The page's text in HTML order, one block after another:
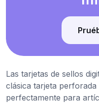
Las tarjetas de sellos
clásica tarjeta
perfectamente para